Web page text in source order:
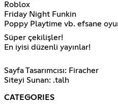
Roblox
Friday Night Funkin
Poppy Playtime vb. efsane
Süper çekilişler!
En iyisi düzenli yayınlar!
Sayfa Tasarımcısı: Firacher
Siteyi Sunan: .talh
CATEGORIES